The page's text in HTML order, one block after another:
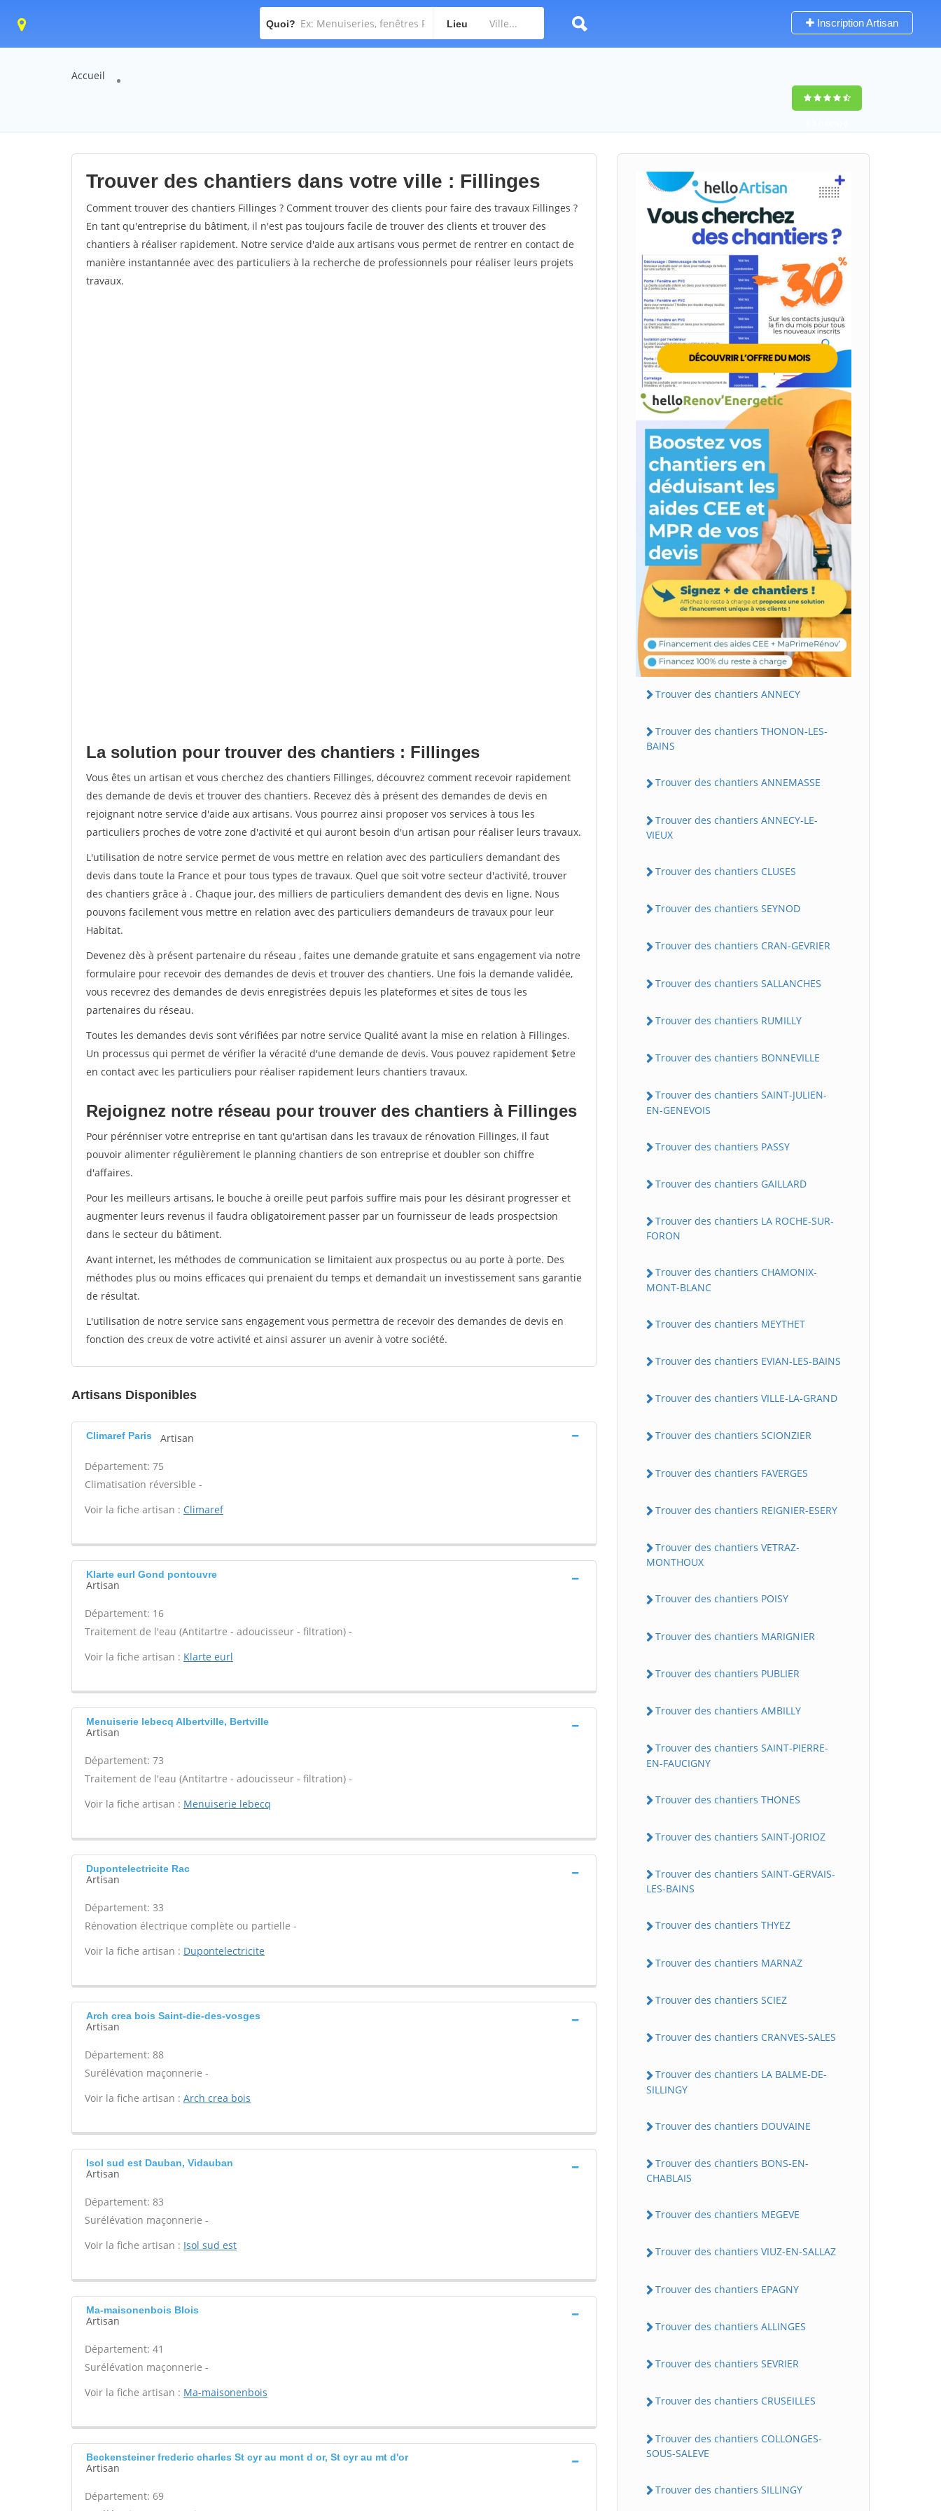
Quoi? Lieu Inscription Artisan
Accueil
Trouver des chantiers dans votre ville : Fillinges
Comment trouver des chantiers Fillinges ? Comment trouver des clients pour faire des travaux Fillinges ?
En tant qu'entreprise du bâtiment, il n'est pas toujours facile de trouver des clients et trouver des
chantiers à réaliser rapidement. Notre service d'aide aux artisans vous permet de rentrer en contact de
manière instantannée avec des particuliers à la recherche de professionnels pour réaliser leurs projets
travaux.
La solution pour trouver des chantiers : Fillinges
Vous êtes un artisan et vous cherchez des chantiers Fillinges, découvrez comment recevoir rapidement
des demande de devis et trouver des chantiers. Recevez dès à présent des demandes de devis en
rejoignant notre service d'aide aux artisans. Vous pourrez ainsi proposer vos services à tous les
particuliers proches de votre zone d'activité et qui auront besoin d'un artisan pour réaliser leurs travaux.
L'utilisation de notre service permet de vous mettre en relation avec des particuliers demandant des
devis dans toute la France et pour tous types de travaux. Quel que soit votre secteur d'activité, trouver
des chantiers grâce à . Chaque jour, des milliers de particuliers demandent des devis en ligne. Nous
pouvons facilement vous mettre en relation avec des particuliers demandeurs de travaux pour leur
Habitat.
Devenez dès à présent partenaire du réseau , faites une demande gratuite et sans engagement via notre
formulaire pour recevoir des demandes de devis et trouver des chantiers. Une fois la demande validée,
vous recevrez des demandes de devis enregistrées depuis les plateformes et sites de tous les
partenaires du réseau.
Toutes les demandes devis sont vérifiées par notre service Qualité avant la mise en relation à Fillinges.
Un processus qui permet de vérifier la véracité d'une demande de devis. Vous pouvez rapidement $etre
en contact avec les particuliers pour réaliser rapidement leurs chantiers travaux.
Rejoignez notre réseau pour trouver des chantiers à Fillinges
Pour pérénniser votre entreprise en tant qu'artisan dans les travaux de rénovation Fillinges, il faut
pouvoir alimenter régulièrement le planning chantiers de son entreprise et doubler son chiffre
d'affaires.
Pour les meilleurs artisans, le bouche à oreille peut parfois suffire mais pour les désirant progresser et
augmenter leurs revenus il faudra obligatoirement passer par un fournisseur de leads prospectsion
dans le secteur du bâtiment.
Avant internet, les méthodes de communication se limitaient aux prospectus ou au porte à porte. Des
méthodes plus ou moins efficaces qui prenaient du temps et demandait un investissement sans garantie
de résultat.
L'utilisation de notre service sans engagement vous permettra de recevoir des demandes de devis en
fonction des creux de votre activité et ainsi assurer un avenir à votre société.
Artisans Disponibles
Climaref Paris Artisan
Département: 75
Climatisation réversible -
Voir la fiche artisan : Climaref
Klarte eurl Gond pontouvre
Artisan
Département: 16
Traitement de l'eau (Antitartre - adoucisseur - filtration) -
Voir la fiche artisan : Klarte eurl
Menuiserie lebecq Albertville, Bertville
Artisan
Département: 73
Traitement de l'eau (Antitartre - adoucisseur - filtration) -
Voir la fiche artisan : Menuiserie lebecq
Dupontelectricite Rac
Artisan
Département: 33
Rénovation électrique complète ou partielle -
Voir la fiche artisan : Dupontelectricite
Arch crea bois Saint-die-des-vosges
Artisan
Département: 88
Surélévation maçonnerie -
Voir la fiche artisan : Arch crea bois
Isol sud est Dauban, Vidauban
Artisan
Département: 83
Surélévation maçonnerie -
Voir la fiche artisan : Isol sud est
Ma-maisonenbois Blois
Artisan
Département: 41
Surélévation maçonnerie -
Voir la fiche artisan : Ma-maisonenbois
Beckensteiner frederic charles St cyr au mont d or, St cyr au mt d'or
Artisan
Département: 69
Trouver des chantiers ANNECY
Trouver des chantiers THONON-LES-
BAINS
Trouver des chantiers ANNEMASSE
Trouver des chantiers ANNECY-LE-
VIEUX
Trouver des chantiers CLUSES
Trouver des chantiers SEYNOD
Trouver des chantiers CRAN-GEVRIER
Trouver des chantiers SALLANCHES
Trouver des chantiers RUMILLY
Trouver des chantiers BONNEVILLE
Trouver des chantiers SAINT-JULIEN-
EN-GENEVOIS
Trouver des chantiers PASSY
Trouver des chantiers GAILLARD
Trouver des chantiers LA ROCHE-SUR-
FORON
Trouver des chantiers CHAMONIX-
MONT-BLANC
Trouver des chantiers MEYTHET
Trouver des chantiers EVIAN-LES-BAINS
Trouver des chantiers VILLE-LA-GRAND
Trouver des chantiers SCIONZIER
Trouver des chantiers FAVERGES
Trouver des chantiers REIGNIER-ESERY
Trouver des chantiers VETRAZ-
MONTHOUX
Trouver des chantiers POISY
Trouver des chantiers MARIGNIER
Trouver des chantiers PUBLIER
Trouver des chantiers AMBILLY
Trouver des chantiers SAINT-PIERRE-
EN-FAUCIGNY
Trouver des chantiers THONES
Trouver des chantiers SAINT-JORIOZ
Trouver des chantiers SAINT-GERVAIS-
LES-BAINS
Trouver des chantiers THYEZ
Trouver des chantiers MARNAZ
Trouver des chantiers SCIEZ
Trouver des chantiers CRANVES-SALES
Trouver des chantiers LA BALME-DE-
SILLINGY
Trouver des chantiers DOUVAINE
Trouver des chantiers BONS-EN-
CHABLAIS
Trouver des chantiers MEGEVE
Trouver des chantiers VIUZ-EN-SALLAZ
Trouver des chantiers EPAGNY
Trouver des chantiers ALLINGES
Trouver des chantiers SEVRIER
Trouver des chantiers CRUSEILLES
Trouver des chantiers COLLONGES-
SOUS-SALEVE
Trouver des chantiers SILLINGY